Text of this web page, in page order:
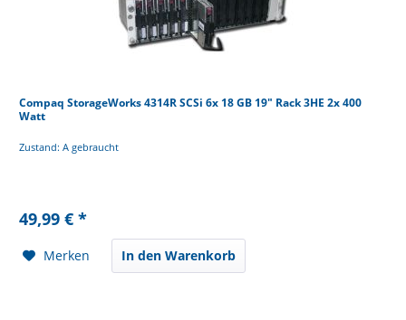
Compaq StorageWorks 4314R SCSi 6x 18 GB 19" Rack 3HE 2x 400
Watt
Zustand: A gebraucht
49,99 € *
Merken In den Warenkorb